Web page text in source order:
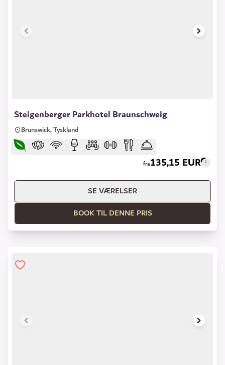
Steigenberger Parkhotel Braunschweig
Brunswick, Tyskland
fra135,15 EUR
SE VÆRELSER
BOOK TIL DENNE PRIS